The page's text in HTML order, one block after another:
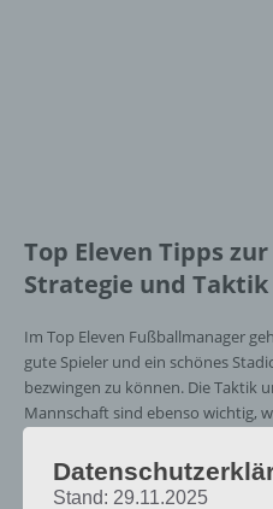
Top Eleven Tipps
Strategie und Taktik
Im Top Eleven Fußballmanager
gute Spieler und ein schönes
bezwingen zu können. Die Taktik
Mannschaft sind ebenso wichtig,
einstellen musst, findest du hier
ein paar Handgriffen dein Team
Stand: 29.11.2025